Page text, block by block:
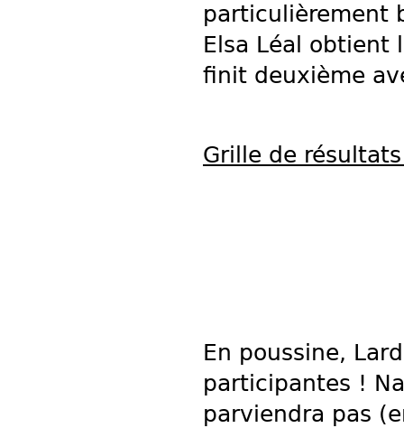
particulièrement
Elsa Léal obtient
finit deuxième
Grille de
En poussine,
participantes !
parviendra pas